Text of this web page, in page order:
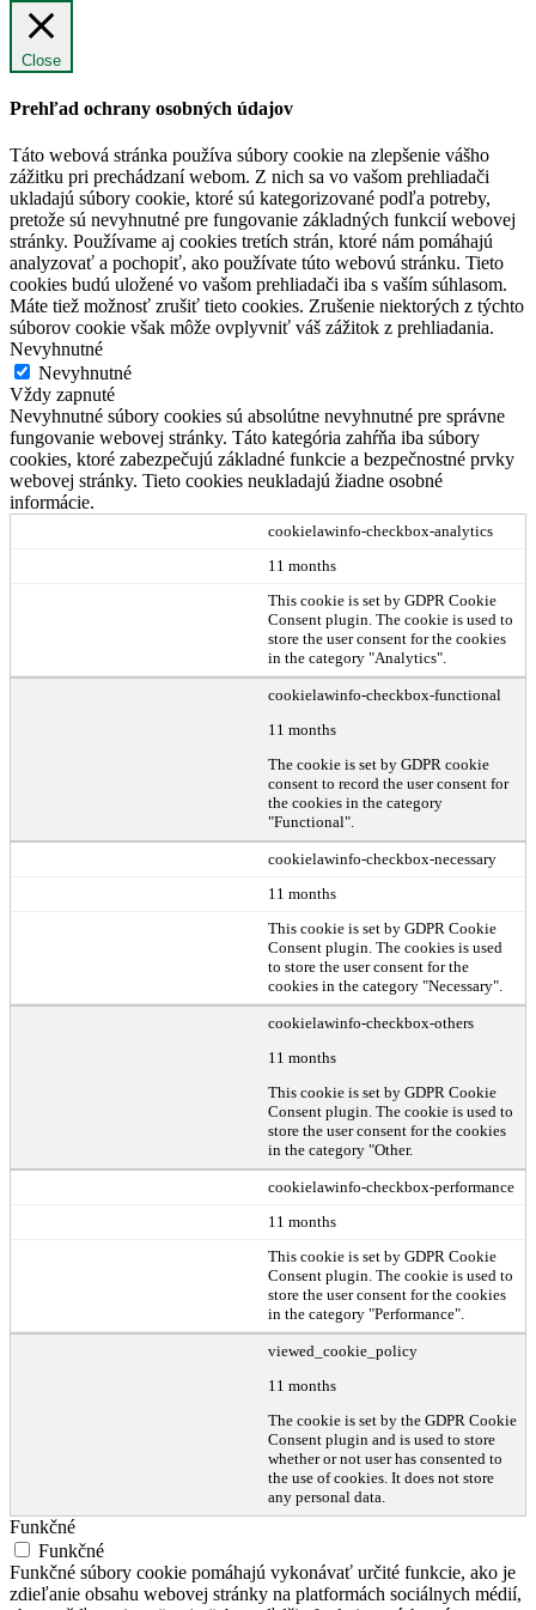
Close
Prehľad ochrany osobných údajov
Táto webová stránka používa súbory cookie na zlepšenie vášho
zážitku pri prechádzaní webom. Z nich sa vo vašom prehliadači
ukladajú súbory cookie, ktoré sú kategorizované podľa potreby,
pretože sú nevyhnutné pre fungovanie základných funkcií webovej
stránky. Používame aj cookies tretích strán, ktoré nám pomáhajú
analyzovať a pochopiť, ako používate túto webovú stránku. Tieto
cookies budú uložené vo vašom prehliadači iba s vaším súhlasom.
Máte tiež možnosť zrušiť tieto cookies. Zrušenie niektorých z týchto
súborov cookie však môže ovplyvniť váš zážitok z prehliadania.
Nevyhnutné
Nevyhnutné
Vždy zapnuté
Nevyhnutné súbory cookies sú absolútne nevyhnutné pre správne
fungovanie webovej stránky. Táto kategória zahŕňa iba súbory
cookies, ktoré zabezpečujú základné funkcie a bezpečnostné prvky
webovej stránky. Tieto cookies neukladajú žiadne osobné
informácie.
cookielawinfo-checkbox-analytics
11 months
This cookie is set by GDPR Cookie
Consent plugin. The cookie is used to
store the user consent for the cookies
in the category "Analytics".
cookielawinfo-checkbox-functional
11 months
The cookie is set by GDPR cookie
consent to record the user consent for
the cookies in the category
"Functional".
cookielawinfo-checkbox-necessary
11 months
This cookie is set by GDPR Cookie
Consent plugin. The cookies is used
to store the user consent for the
cookies in the category "Necessary".
cookielawinfo-checkbox-others
11 months
This cookie is set by GDPR Cookie
Consent plugin. The cookie is used to
store the user consent for the cookies
in the category "Other.
cookielawinfo-checkbox-performance
11 months
This cookie is set by GDPR Cookie
Consent plugin. The cookie is used to
store the user consent for the cookies
in the category "Performance".
viewed_cookie_policy
11 months
The cookie is set by the GDPR Cookie
Consent plugin and is used to store
whether or not user has consented to
the use of cookies. It does not store
any personal data.
Funkčné
Funkčné
Funkčné súbory cookie pomáhajú vykonávať určité funkcie, ako je
zdieľanie obsahu webovej stránky na platformách sociálnych médií,